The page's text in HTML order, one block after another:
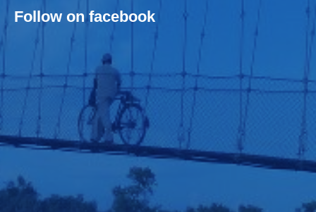
Follow on facebook